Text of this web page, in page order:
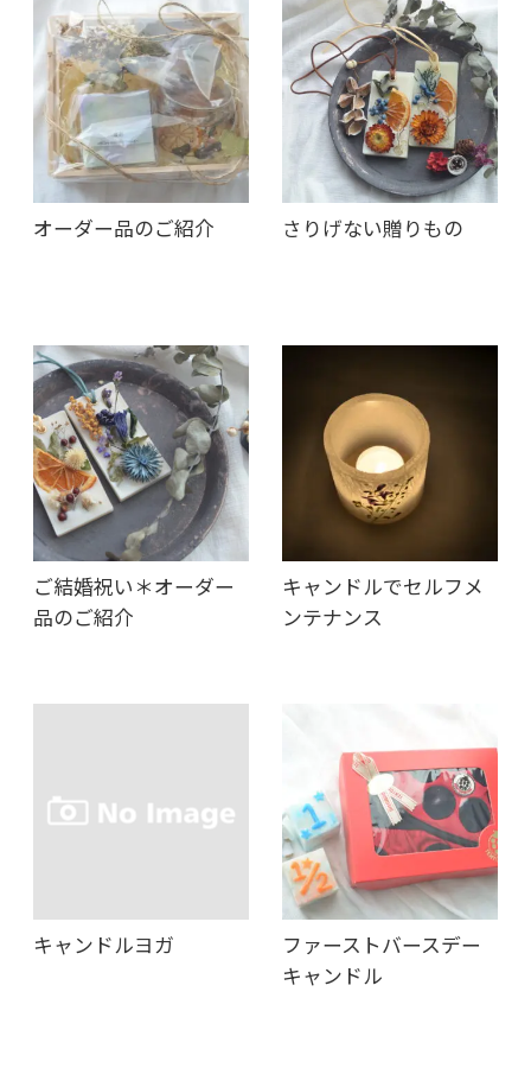
オーダー品のご紹介 さりげない贈りもの
ご結婚祝い＊オーダー
品のご紹介
キャンドルでセルフメ
ンテナンス
キャンドルヨガ
ファーストバースデー
キャンドル